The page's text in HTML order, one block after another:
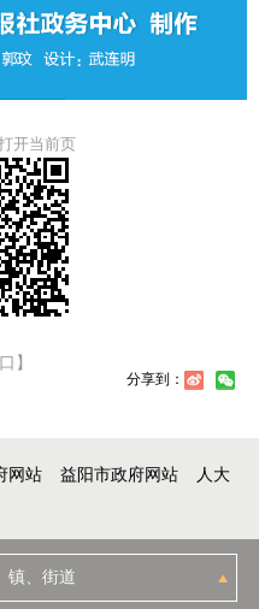
开当前页
】
分享到：
网站 益阳市政府网站
人大